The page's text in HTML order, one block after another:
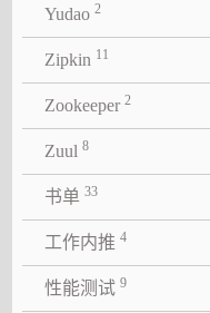
Yudao 2
Zipkin 11
Zookeeper 2
Zuul 8
书单 33
工作内推 4
性能测试 9